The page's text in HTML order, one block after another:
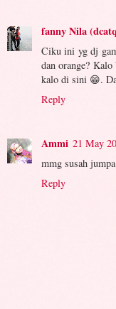
fanny Nila
Ciku ini yg dj
dan orange?
kalo di sini 😁.
Reply
Ammi 21 May
mmg susah
Reply